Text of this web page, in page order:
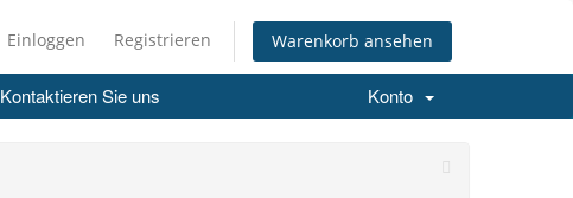
Einloggen Registrieren Warenkorb ansehen
Kontaktieren Sie uns Konto